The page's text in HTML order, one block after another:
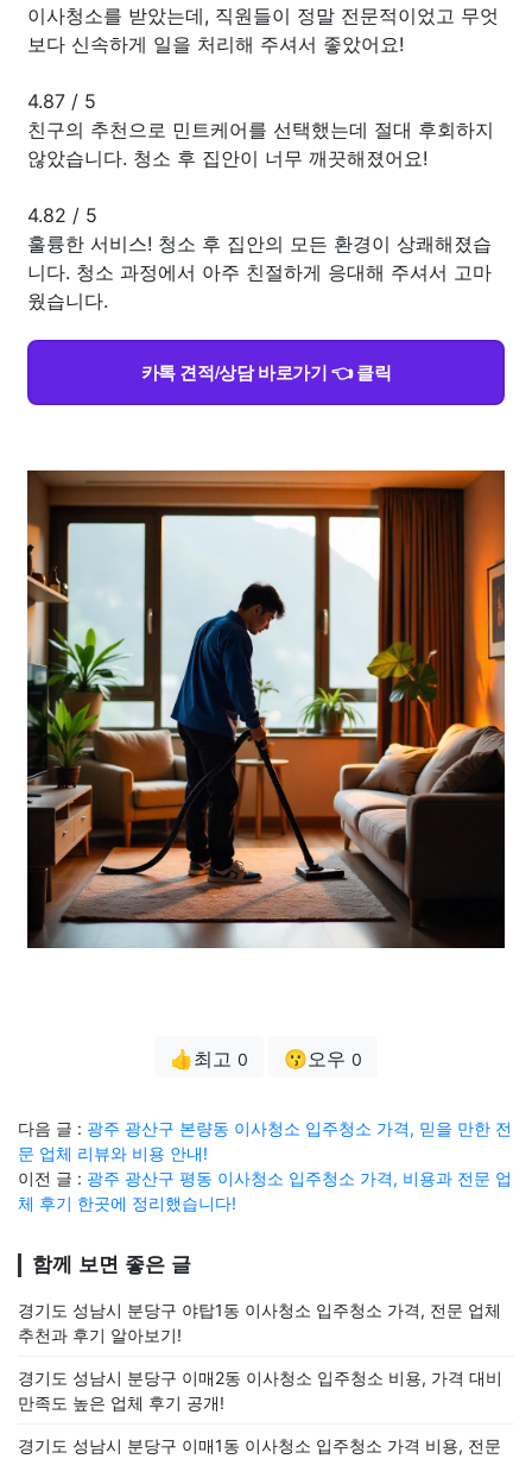
이사청소를 받았는데, 직원들이 정말 전문적이었고 무엇
보다 신속하게 일을 처리해 주셔서 좋았어요!
4.87 / 5
친구의 추천으로 민트케어를 선택했는데 절대 후회하지
않았습니다. 청소 후 집안이 너무 깨끗해졌어요!
4.82 / 5
훌륭한 서비스! 청소 후 집안의 모든 환경이 상쾌해졌습
니다. 청소 과정에서 아주 친절하게 응대해 주셔서 고마
웠습니다.
카톡 견적/상담 바로가기 👈 클릭
👍최고 0 😗오우 0
다음 글 : 광주 광산구 본량동 이사청소 입주청소 가격, 믿을 만한 전
문 업체 리뷰와 비용 안내!
이전 글 : 광주 광산구 평동 이사청소 입주청소 가격, 비용과 전문 업
체 후기 한곳에 정리했습니다!
함께 보면 좋은 글
경기도 성남시 분당구 야탑1동 이사청소 입주청소 가격, 전문 업체
추천과 후기 알아보기!
경기도 성남시 분당구 이매2동 이사청소 입주청소 비용, 가격 대비
만족도 높은 업체 후기 공개!
경기도 성남시 분당구 이매1동 이사청소 입주청소 가격 비용, 전문